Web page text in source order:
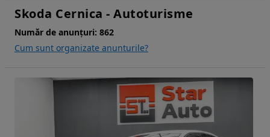
Skoda Cernica - Autoturisme
Număr de anunțuri: 862
Cum sunt organizate anunturile?